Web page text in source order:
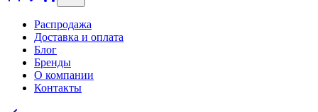
Распродажа
Доставка и оплата
Блог
Бренды
О компании
Контакты